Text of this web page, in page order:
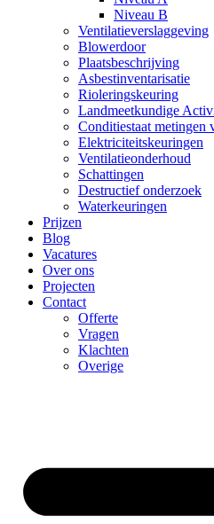
Niveau B
Ventilatieverslaggeving
Blowerdoor
Plaatsbeschrijving
Asbestinventarisatie
Rioleringskeuring
Landmeetkundige
Conditiestaat metingen
Elektriciteitskeuringen
Ventilatieonderhoud
Schattingen
Destructief onderzoek
Waterkeuringen
Prijzen
Blog
Vacatures
Over ons
Projecten
Contact
Offerte
Vragen
Klachten
Overige